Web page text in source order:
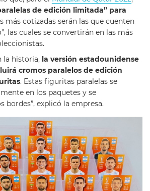
de edición limitada” para
más cotizadas serán las que cuenten
las cuales se convertirán en las más
la historia, la versión estadounidense
cromos paralelos de edición
. Estas figuritas paralelas se
en los paquetes y se
bordes”, explicó la empresa.